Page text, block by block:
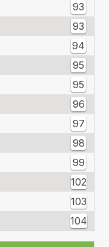
93
93
94
95
95
96
97
98
99
102
103
104